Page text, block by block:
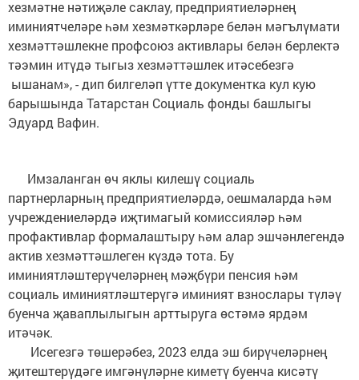
хезмәтне нәтиҗәле саклау, предприятиеләрнең
иминиятчеләре һәм хезмәткәрләре белән мәгълүмати
хезмәттәшлекне профсоюз активлары белән берлектә
тәэмин итүдә тыгыз хезмәттәшлек итәсебезгә
ышанам», - дип билгеләп үтте документка кул кую
барышында Татарстан Социаль фонды башлыгы
Эдуард Вафин.
Имзаланган өч яклы килешү социаль
партнерларның предприятиеләрдә, оешмаларда һәм
учреждениеләрдә иҗтимагый комиссияләр һәм
профактивлар формалаштыру һәм алар эшчәнлегендә
актив хезмәттәшлеген күздә тота. Бу
иминиятләштерүчеләрнең мәҗбүри пенсия һәм
социаль иминиятләштерүгә иминият взнослары түләү
буенча җаваплылыгын арттыруга өстәмә ярдәм
итәчәк.
Исегезгә төшерәбез, 2023 елда эш бирүчеләрнең
җитештерүдәге имгәнүләрне киметү буенча кисәтү